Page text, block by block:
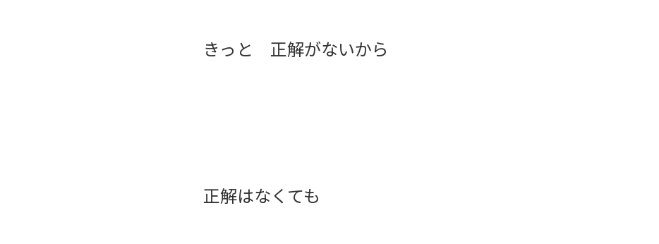
きっと 正解がないから
正解はなくても